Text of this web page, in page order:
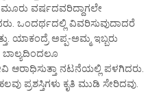
ವರ್ಷದವರಿದ್ದಾಗಲೇ
ಒಂದರ್ಥದಲ್ಲಿ ವಿವರಿಸುವುದಾದರೆ
ಯಾಕಂದ್ರೆ ಅಪ್ಪ-ಅಮ್ಮ ಇಬ್ಬರು
ಆರಾಧಿಸುತ್ತಾ ನಟನೆಯಲ್ಲಿ ಪಳಗಿದರು.
ಪ್ರಶಸ್ತಿಗಳು ಕೃತಿ ಮುಡಿ ಸೇರಿದವು.